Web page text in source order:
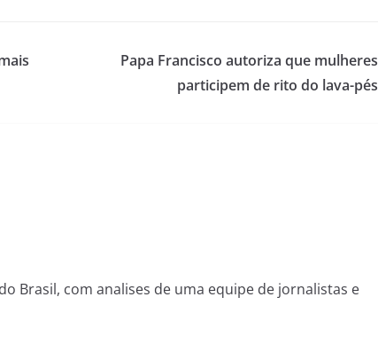
Papa Francisco autoriza que mulheres
participem de rito do lava-pés
Brasil, com analises de uma equipe de jornalistas e